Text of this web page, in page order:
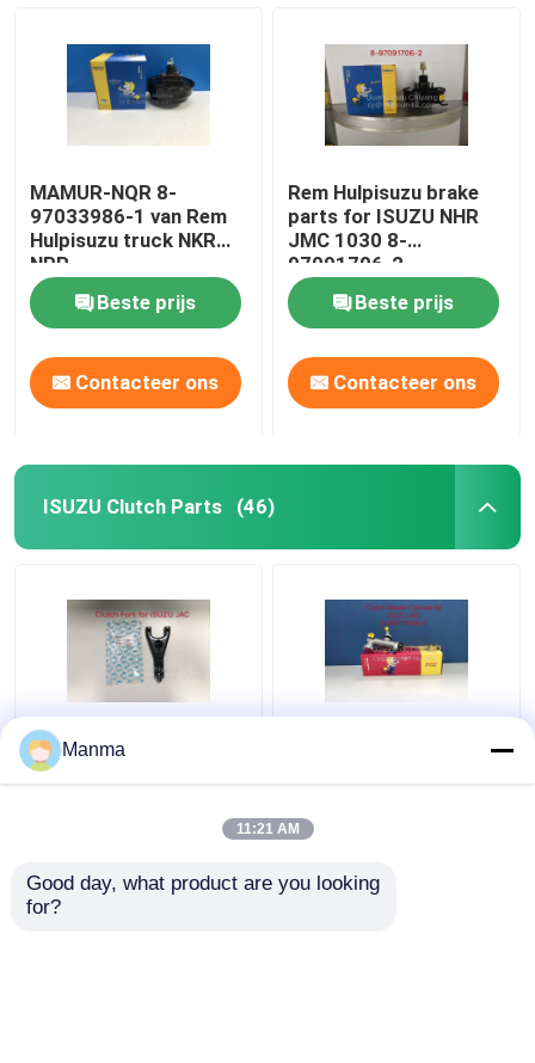
MAMUR-NQR 8-
97033986-1 van Rem
Hulpisuzu truck NKR
NPR
Beste prijs
Contacteer ons
Rem Hulpisuzu brake
parts for ISUZU NHR
JMC 1030 8-
97091706-2
Beste prijs
Contacteer ons
ISUZU Clutch Parts (46)
Koppelingsvork ISUZU
Clutch Parts For ISUZU
Manma
11:21 AM
Good day, what product are you looking
for?